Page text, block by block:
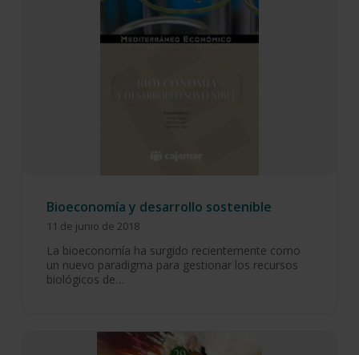
Bioeconomía y desarrollo sostenible
11 de junio de 2018
La bioeconomía ha surgido recientemente como
un nuevo paradigma para gestionar los recursos
biológicos de…